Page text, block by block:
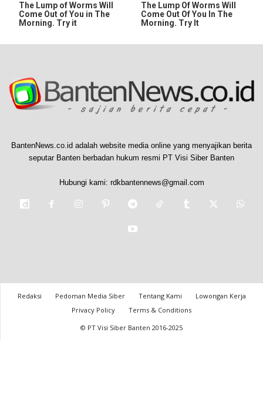
The Lump of Worms Will
Come Out of You in The
Morning. Try it
The Lump Of Worms Will
Come Out Of You In The
Morning. Try It
BantenNews.co.id adalah website media online yang menyajikan berita
seputar Banten berbadan hukum resmi PT Visi Siber Banten
Hubungi kami: rdkbantennews@gmail.com
Redaksi Pedoman Media Siber Tentang Kami
Lowongan Kerja
Privacy Policy
Terms & Conditions
© PT Visi Siber Banten 2016-2025